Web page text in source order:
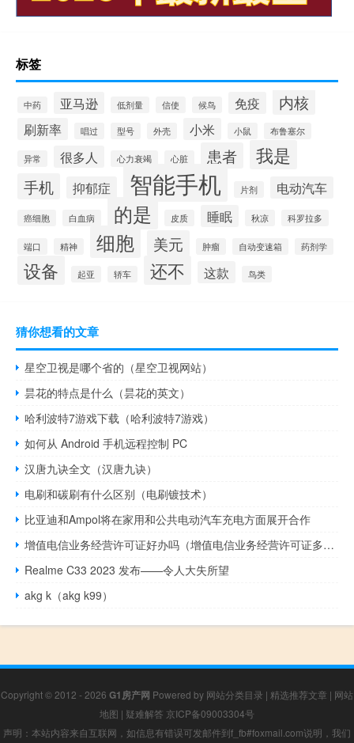
标签
中药 亚马逊 低剂量 信使 候鸟 免疫 内核
刷新率 唱过 型号 外壳 小米 小鼠 布鲁塞尔
异常 很多人 心力衰竭 心脏 患者 我是
手机 抑郁症 智能手机 片剂 电动汽车
癌细胞 白血病 的是 皮质 睡眠 秋凉 科罗拉多
端口 精神 细胞 美元 肿瘤 自动变速箱 药剂学
设备 起亚 轿车 还不 这款 鸟类
猜你想看的文章
星空卫视是哪个省的（星空卫视网站）
昙花的特点是什么（昙花的英文）
哈利波特7游戏下载（哈利波特7游戏）
如何从 Android 手机远程控制 PC
汉唐九诀全文（汉唐九诀）
电刷和碳刷有什么区别（电刷镀技术）
比亚迪和Ampol将在家用和公共电动汽车充电方面展开合作
增值电信业务经营许可证好办吗（增值电信业务经营许可证多少钱）
Realme C33 2023 发布——令人大失所望
akg k（akg k99）
Copyright © 2012 - 2026 G1房产网 Powered by 网站分类目录 | 精选推荐文章 | 网站
地图 | 疑难解答 京ICP备09003304号
声明：本站内容来自互联网，如信息有错误可发邮件到f_fb#foxmail.com说明，我们